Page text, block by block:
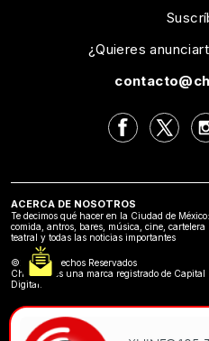
¿Quieres
ACERCA DE NOSOTROS
Te decimos qué hacer en la Ciudad de México:
comida, antros, bares, música, cine, cartelera
teatral y todas las noticias importantes
©2024 Derechos Reservados
Chilango es una marca registrado de Capital
Digital.